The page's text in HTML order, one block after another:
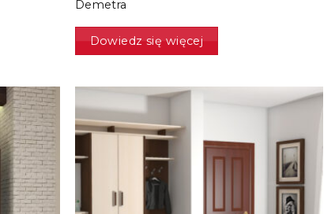
Demetra
Dowiedz się więcej